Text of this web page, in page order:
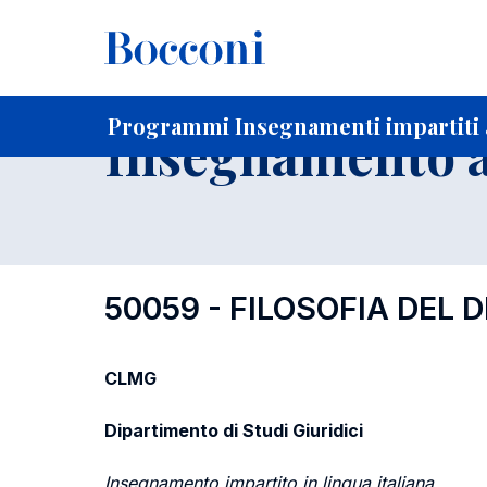
Programmi Insegnamenti impartiti
Home Per studenti iscritti
Insegnamento
50059 - FILOSOFIA DEL
CLMG
Dipartimento di Studi Giuridici
Insegnamento impartito in lingua italiana